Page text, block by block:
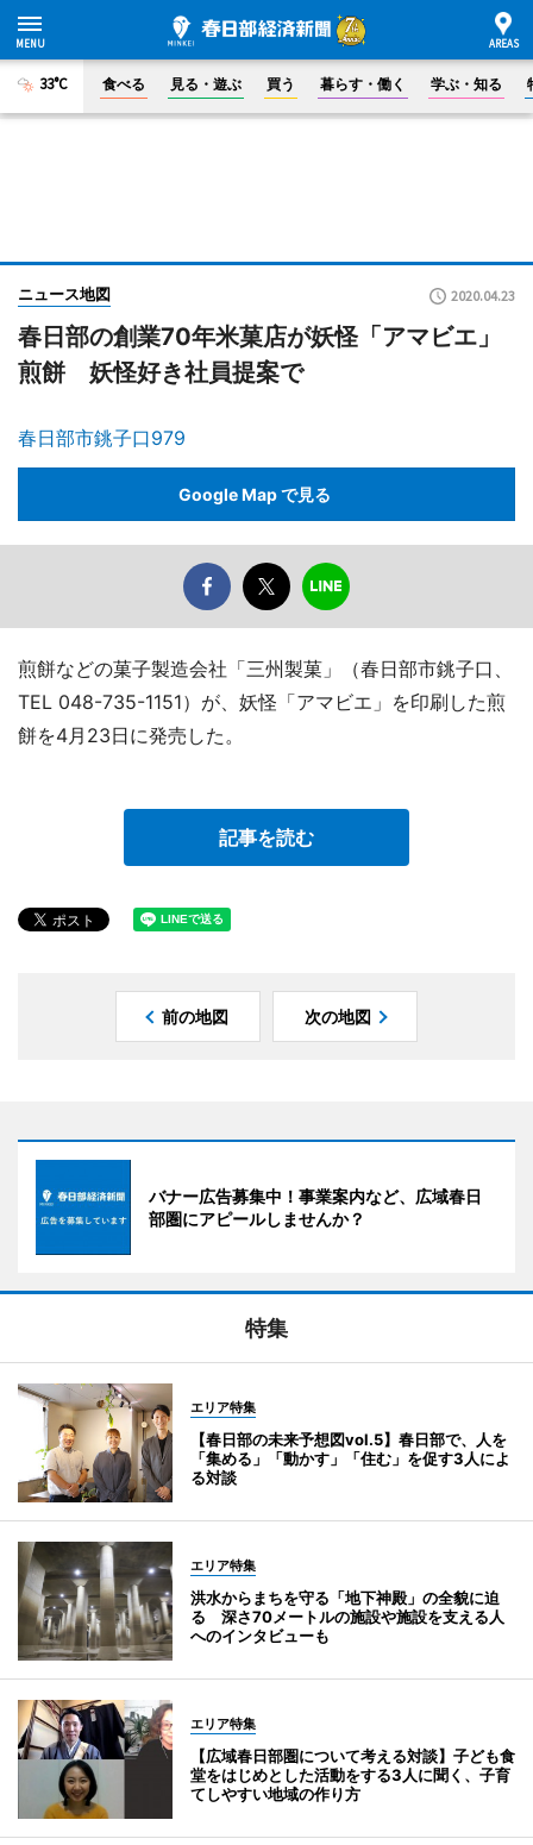
33°C 食べる 見る・遊ぶ 買う 暮らす・働く 学ぶ・知る
ニュース地図 2020.04.23
春日部の創業70年米菓店が妖怪「アマビエ」
煎餅 妖怪好き社員提案で
春日部市銚子口979
Google Map で見る
煎餅などの菓子製造会社「三州製菓」（春日部市銚子口、
TEL 048-735-1151）が、妖怪「アマビエ」を印刷した煎
餅を4月23日に発売した。
記事を読む
前の地図 次の地図
バナー広告募集中！事業案内など、広域春日
部圏にアピールしませんか？
特集
エリア特集
【春日部の未来予想図vol.5】春日部で、人を
「集める」「動かす」「住む」を促す3人によ
る対談
エリア特集
洪水からまちを守る「地下神殿」の全貌に迫
る 深さ70メートルの施設や施設を支える人
へのインタビューも
エリア特集
【広域春日部圏について考える対談】子ども食
堂をはじめとした活動をする3人に聞く、子育
てしやすい地域の作り方